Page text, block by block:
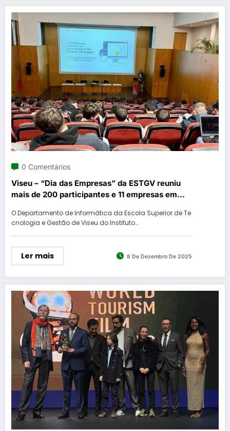
0 Comentários
Viseu – “Dia das Empresas” da ESTGV reuniu
mais de 200 participantes e 11 empresas em
O Departamento de Informática da Escola Superior de Te
cnologia e Gestão de Viseu do Instituto…
Ler mais 8 De Dezembro De 2025